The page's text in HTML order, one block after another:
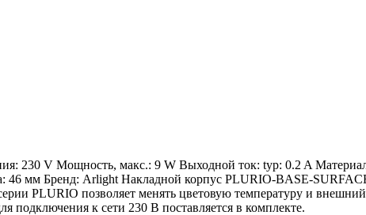
230 V Мощность, макс.: 9 W Выходной ток: typ: 0.2 A
мм Бренд: Arlight Накладной корпус PLURIO-BASE-
PLURIO позволяет менять цветовую температуру и
подключения к сети 230 В поставляется в комплекте.